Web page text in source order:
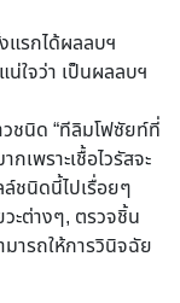
แรกได้ผลลบฯ
ใจว่า เป็นผลลบฯ
วชนิด “ทีลิมโฟซัยท์ที่
เพราะเชื้อไวรัสจะ
ล์ชนิดนี้ไปเรื่อยๆ
ะต่างๆ, ตรวจชิ้น
มารถให้การวินิจฉัย